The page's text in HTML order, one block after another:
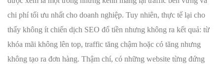
chi phí tối ưu nhất cho doanh nghiệp. Tuy nhiên, thực tế lại cho
thấy không ít chiến dịch SEO đổ tiền nhưng không ra kết quả: từ
khóa mãi không lên top, traffic tăng chậm hoặc có tăng nhưng
không tạo ra đơn hàng. Thậm chí, có những website từng đứng